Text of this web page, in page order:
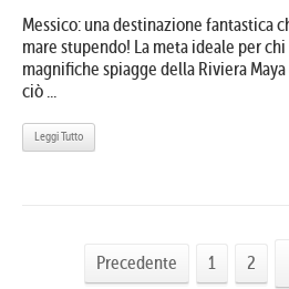
Messico: una destinazione fantastica
mare stupendo! La meta ideale per
magnifiche spiagge della Riviera
ciò ...
Leggi Tutto
Precedente 1 2